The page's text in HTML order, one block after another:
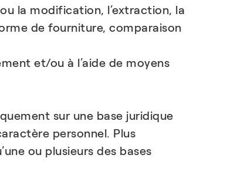
la modification, l’extraction, la
de fourniture, comparaison
et/ou à l’aide de moyens
sur une base juridique
personnel. Plus
ou plusieurs des bases